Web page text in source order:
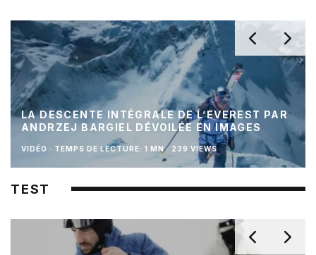
LA DESCENTE INTÉGRALE DE L’EVEREST PAR
ANDRZEJ BARGIEL DÉVOILÉE EN IMAGES
VIDÉO · TEMPS DE LECTURE: 1 MN · 239 VIEWS
TEST